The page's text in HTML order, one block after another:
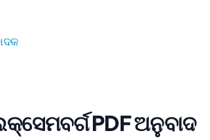
PDF ଅନୁବାଦ